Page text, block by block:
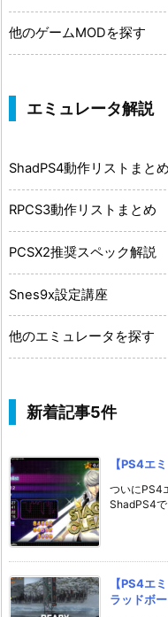
他のゲームMODを探す
エミュレータ解説
ShadPS4動作リストまとめ
RPCS3動作リストまとめ
PCSX2推奨スペック解説
Snes9x設定講座
他のエミュレータを探す
新着記事5件
【PS4エ
ついにPS4
ShadPS4
【PS4エ
ラッドボ